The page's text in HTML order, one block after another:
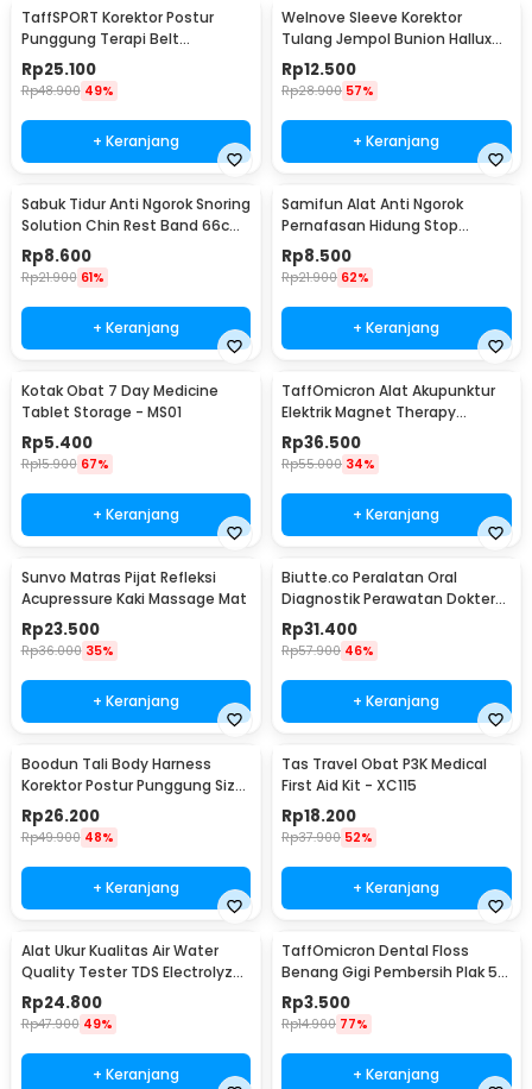
TaffSPORT Korektor Postur
Punggung Terapi Belt
Magnetic XL - T025
Rp25.100
Rp48.900 49%
+ Keranjang
Welnove Sleeve Korektor
Tulang Jempol Bunion Hallux
Orthotics - CSQ1408
Rp12.500
Rp28.900 57%
+ Keranjang
Sabuk Tidur Anti Ngorok Snoring
Solution Chin Rest Band 66cm
- 5582
Rp8.600
Rp21.900 61%
+ Keranjang
Samifun Alat Anti Ngorok
Pernafasan Hidung Stop
Snoring Air Purifier - MX-555
Rp8.500
Rp21.900 62%
+ Keranjang
Kotak Obat 7 Day Medicine
Tablet Storage - MS01
Rp5.400
Rp15.900 67%
+ Keranjang
TaffOmicron Alat Akupunktur
Elektrik Magnet Therapy
Battery - DF-618
Rp36.500
Rp55.000 34%
+ Keranjang
Sunvo Matras Pijat Refleksi
Acupressure Kaki Massage Mat
Rp23.500
Rp36.000 35%
+ Keranjang
Biutte.co Peralatan Oral
Diagnostik Perawatan Dokter
Gigi Dental 5in1 - 7CKQ01
Rp31.400
Rp57.900 46%
+ Keranjang
Boodun Tali Body Harness
Korektor Postur Punggung Size
M - BBJ-15
Rp26.200
Rp49.900 48%
+ Keranjang
Tas Travel Obat P3K Medical
First Aid Kit - XC115
Rp18.200
Rp37.900 52%
+ Keranjang
Alat Ukur Kualitas Air Water
Quality Tester TDS Electrolyzer
- JJ2850
Rp24.800
Rp47.900 49%
+ Keranjang
TaffOmicron Dental Floss
Benang Gigi Pembersih Plak 50
PCS - LMT-558
Rp3.500
Rp14.900 77%
+ Keranjang